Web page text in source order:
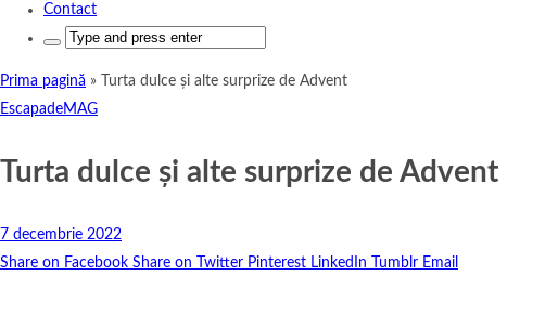
Contact
Search
Prima pagină »
Turta dulce și alte surprize de Advent
EscapadeMAG
Turta dulce și alte surprize de Advent
7 decembrie 2022
Share on Facebook Share on Twitter Pinterest LinkedIn Tumblr Email